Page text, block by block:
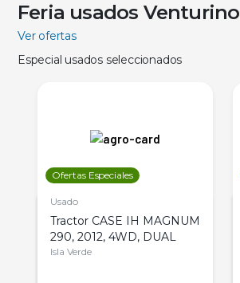
Feria usados Venturino
Ver ofertas
Especial usados seleccionados
Ofertas Especiales
Usado
Tractor CASE IH MAGNUM
290, 2012, 4WD, DUAL
Isla Verde